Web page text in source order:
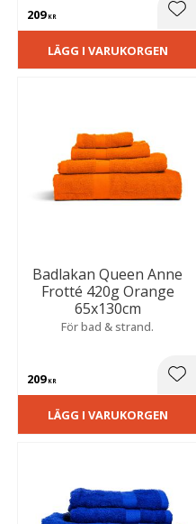
209KR
LÄGG I VARUKORGEN
Badlakan Queen Anne
Frotté 420g Orange
65x130cm
För bad & strand.
209KR
LÄGG I VARUKORGEN